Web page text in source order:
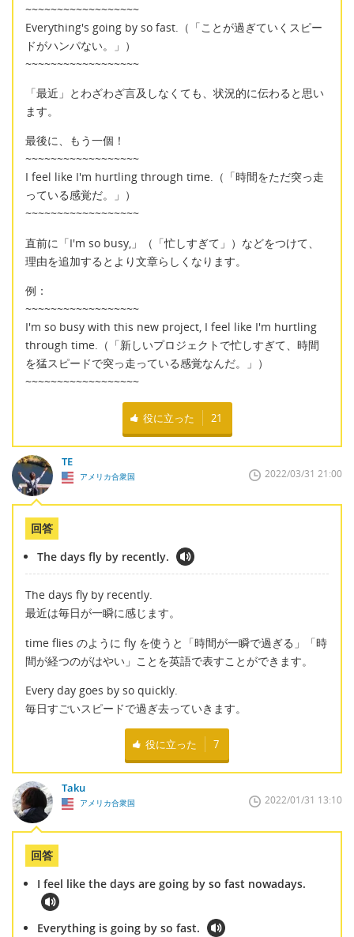
~~~~~~~~~~~~~~~~~~
Everything's going by so fast.（「ことが過ぎていくスピー
ドがハンパない。」）
~~~~~~~~~~~~~~~~~~
「最近」とわざわざ言及しなくても、状況的に伝わると思い
ます。
最後に、もう一個！
~~~~~~~~~~~~~~~~~~
I feel like I'm hurtling through time.（「時間をただ突っ走
っている感覚だ。」）
~~~~~~~~~~~~~~~~~~
直前に「I'm so busy,」（「忙しすぎて」）などをつけて、
理由を追加するとより文章らしくなります。
例：
~~~~~~~~~~~~~~~~~~
I'm so busy with this new project, I feel like I'm hurtling
through time.（「新しいプロジェクトで忙しすぎて、時間
を猛スピードで突っ走っている感覚なんだ。」）
~~~~~~~~~~~~~~~~~~
役に立った 21
TE
アメリカ合衆国 2022/03/31 21:00
回答
The days fly by recently.
The days fly by recently.
最近は毎日が一瞬に感じます。
time flies のように fly を使うと「時間が一瞬で過ぎる」「時
間が経つのがはやい」ことを英語で表すことができます。
Every day goes by so quickly.
毎日すごいスピードで過ぎ去っていきます。
役に立った 7
Taku
アメリカ合衆国 2022/01/31 13:10
回答
I feel like the days are going by so fast nowadays.
Everything is going by so fast.